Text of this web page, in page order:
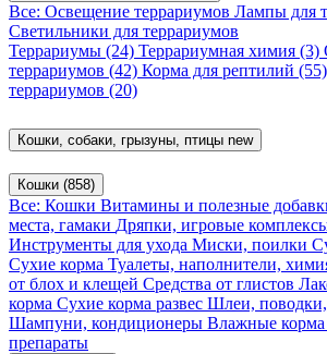
Все: Освещение террариумов Лампы для
Светильники для террариумов
Террариумы (24) Террариумная химия (3)
террариумов (42) Корма для рептилий (55)
террариумов (20)
Кошки, собаки, грызуны, птицы new
Кошки (858)
Все: Кошки Витамины и полезные
места, гамаки Дряпки, игровые
Инструменты для ухода Миски, поилки
Сухие корма Туалеты, наполнители,
от блох и клещей Средства от глистов
корма Сухие корма развес Шлеи,
Шампуни, кондиционеры Влажные корма
препараты